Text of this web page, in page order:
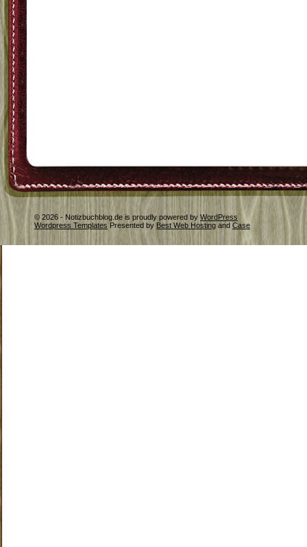
© 2026 - Notizbuchblog.de is proudly powered by WordPress
Wordpress Templates Presented by Best Web Hosting and Case